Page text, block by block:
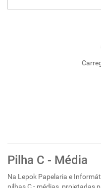
Pilha C - Média
Na Lepok Papelaria e